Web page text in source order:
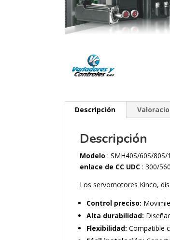
Descripción
Descripción
Modelo : SMH40S/60S/
enlace de CC UDC : 300/560
Los servomotores Kinco,
Control preciso:
Alta durabilidad:
Flexibilidad: Compatible